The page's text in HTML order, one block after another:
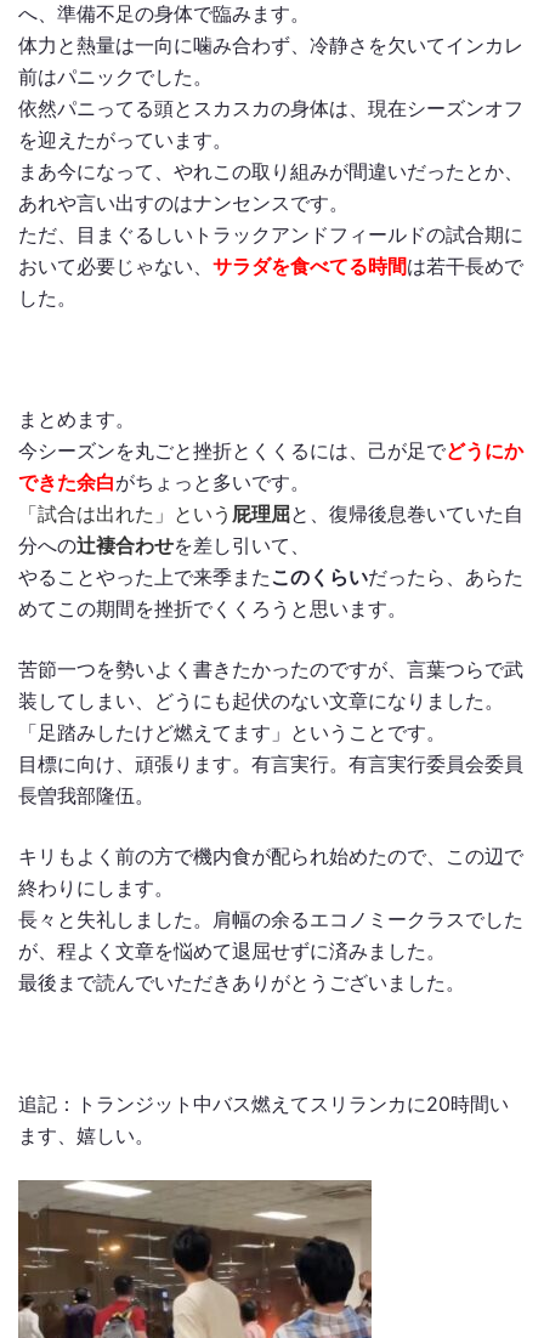
へ、準備不足の身体で臨みます。
体力と熱量は一向に噛み合わず、冷静さを欠いてインカレ
前はパニックでした。
依然パニってる頭とスカスカの身体は、現在シーズンオフ
を迎えたがっています。
まあ今になって、やれこの取り組みが間違いだったとか、
あれや言い出すのはナンセンスです。
ただ、目まぐるしいトラックアンドフィールドの試合期に
おいて必要じゃない、 サラダを食べてる時間は若干長めで
した。
まとめます。
今シーズンを丸ごと挫折とくくるには、己が足でどうにか
できた余白がちょっと多いです。
「試合は出れた」という 屁理屈と、復帰後息巻いていた自
分への辻褄合わせを差し引いて、
やることやった上で来季また このくらいだったら、あらた
めてこの期間を挫折でくくろうと思います。
苦節一つを勢いよく書きたかったのですが、言葉つらで武
装してしまい、どうにも起伏のない文章になりました。
「足踏みしたけど燃えてます」ということです。
目標に向け、頑張ります。有言実行。有言実行委員会委員
長曽我部隆伍。
キリもよく前の方で機内食が配られ始めたので、この辺で
終わりにします。
長々と失礼しました。肩幅の余るエコノミークラスでした
が、程よく文章を悩めて退屈せずに済みました。
最後まで読んでいただきありがとうございました。
追記：トランジット中バス燃えてスリランカに20時間い
ます、嬉しい。